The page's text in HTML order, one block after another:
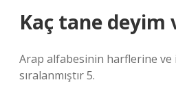
Kaç tane deyim
Arap alfabesinin harflerine ve
sıralanmıştır 5.